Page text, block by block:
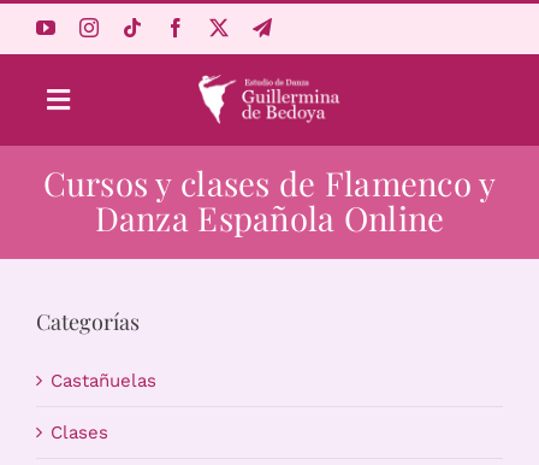
Toggle
Navigation
Aprende Online
Estudio
Cursos y clases de Flamenco y
Danza Española Online
Categorías
Castañuelas
Clases